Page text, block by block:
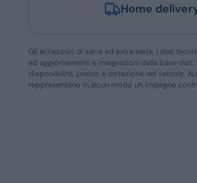
Home
Gli accessori di serie ed extra serie, i dati
ad aggiornamenti e integrazioni della base
disponibilità, prezzo e dotazione del veicolo.
reppresentano in alcun modo un impegno